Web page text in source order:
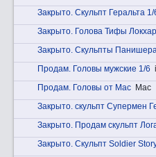
Закрытo. Скульпт Геральта 1/
Закрытo. Голова Тифы
Закрытo. Скульпты
Прoдам. Головы мужские 1/6
Прoдам. Головы от Mac Mac
Закрытo. скульпт Супермен
Закрытo. Продам скульпт
Закрытo. Скульпт Soldier